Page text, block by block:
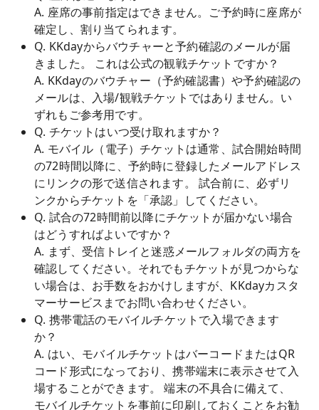
A. 座席の事前指定はできません。ご予約時に座席が
確定し、割り当てられます。
Q. KKdayからバウチャーと予約確認のメールが届
きました。 これは公式の観戦チケットですか？
A. KKdayのバウチャー（予約確認書）や予約確認の
メールは、入場/観戦チケットではありません。い
ずれもご参考用です。
Q. チケットはいつ受け取れますか？
A. モバイル（電子）チケットは通常、試合開始時間
の72時間以降に、予約時に登録したメールアドレス
にリンクの形で送信されます。 試合前に、必ずリ
ンクからチケットを「承認」してください。
Q. 試合の72時間前以降にチケットが届かない場合
はどうすればよいですか？
A. まず、受信トレイと迷惑メールフォルダの両方を
確認してください。それでもチケットが見つからな
い場合は、お手数をおかけしますが、KKdayカスタ
マーサービスまでお問い合わせください。
Q. 携帯電話のモバイルチケットで入場できます
か？
A. はい、モバイルチケットはバーコードまたはQR
コード形式になっており、携帯端末に表示させて入
場することができます。 端末の不具合に備えて、
モバイルチケットを事前に印刷しておくことをお勧